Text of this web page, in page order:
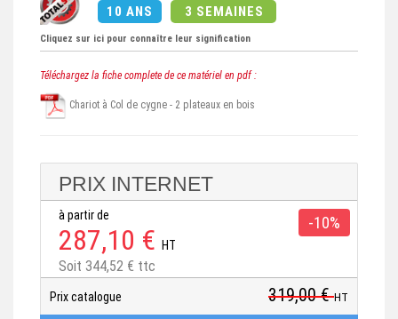
10 ANS 3 SEMAINES
Cliquez sur ici pour connaître leur signification
Téléchargez la fiche complete de ce matériel en pdf :
Chariot à Col de cygne - 2 plateaux en bois
PRIX INTERNET
à partir de
287,10 € HT
Soit 344,52 € ttc
-10%
Prix catalogue 319,00 €HT